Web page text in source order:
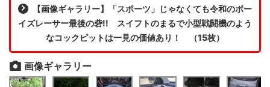
【画像ギャラリー】「スポーツ」じゃなくても令和のボー
イズレーサー最後の砦!! スイフトのまるで小型戦闘機のよう
なコックピットは一見の価値あり！ （15枚）
画像ギャラリー